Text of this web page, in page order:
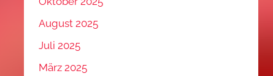
August 2025
Juli 2025
März 2025